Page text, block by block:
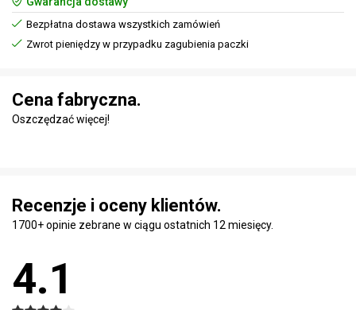
Bezpłatna dostawa wszystkich zamówień
Zwrot pieniędzy w przypadku zagubienia paczki
Cena fabryczna.
Oszczędzać więcej!
Recenzje i oceny klientów.
1700+ opinie zebrane w ciągu ostatnich 12 miesięcy.
4.1